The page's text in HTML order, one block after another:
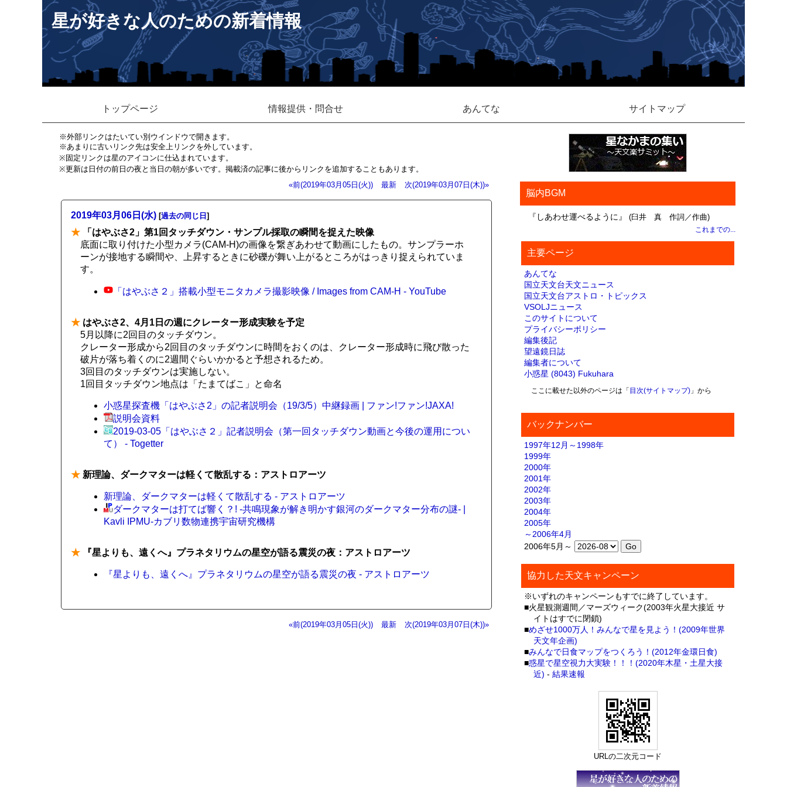
星が好きな人のための新着情報
トップページ 情報提供・問合せ あんてな サイトマップ
※外部リンクはたいてい別ウインドウで開きます。
※あまりに古いリンク先は安全上リンクを外しています。
※固定リンクは星のアイコンに仕込まれています。
※更新は日付の前日の夜と当日の朝が多いです。掲載済の記事に後からリンクを追加することもあります。
«前(2019年03月05日(火))
最新 次(2019年03月07日(木))»
2019年03月06日(水) [過去の同じ日 ]
★ 「はやぶさ2」第1回タッチダウン・サンプル採取の瞬間を捉えた映像
底面に取り付けた小型カメラ(CAM-H)の画像を繋ぎあわせて動画にしたもの。サンプラーホ
ーンが接地する瞬間や、上昇するときに砂礫が舞い上がるところがはっきり捉えられていま
す。
「はやぶさ２」搭載小型モニタカメラ撮影映像 / Images from CAM-H - YouTube
★ はやぶさ2、4月1日の週にクレーター形成実験を予定
5月以降に2回目のタッチダウン。
クレーター形成から2回目のタッチダウンに時間をおくのは、クレーター形成時に飛び散った
破片が落ち着くのに2週間ぐらいかかると予想されるため。
3回目のタッチダウンは実施しない。
1回目タッチダウン地点は「たまてばこ」と命名
小惑星探査機「はやぶさ2」の記者説明会（19/3/5）中継録画 | ファン!ファン!JAXA!
説明会資料
2019-03-05「はやぶさ２」記者説明会（第一回タッチダウン動画と今後の運用につい
て） - Togetter
★ 新理論、ダークマターは軽くて散乱する：アストロアーツ
新理論、ダークマターは軽くて散乱する - アストロアーツ
ダークマターは打てば響く？! -共鳴現象が解き明かす銀河のダークマター分布の謎- |
Kavli IPMU-カブリ数物連携宇宙研究機構
★ 『星よりも、遠くへ』プラネタリウムの星空が語る震災の夜：アストロアーツ
『星よりも、遠くへ』プラネタリウムの星空が語る震災の夜 - アストロアーツ
«前(2019年03月05日(火)) 最新 次(2019年03月07日(木))»
脳内BGM
『しあわせ運べるように』 (臼井 真 作詞／作曲)
これまでの...
主要ページ
あんてな
国立天文台天文ニュース
国立天文台アストロ・トピックス
VSOLJニュース
このサイトについて
プライバシーポリシー
編集後記
望遠鏡日誌
編集者について
小惑星 (8043) Fukuhara
ここに載せた以外のページは「 目次(サイトマップ)」から
バックナンバー
1997年12月～1998年
1999年
2000年
2001年
2002年
2003年
2004年
2005年
～2006年4月
2006年5月～
協力した天文キャンペーン
※いずれのキャンペーンもすでに終了しています。
■火星観測週間／マーズウィーク(2003年火星大接近 サ
イトはすでに閉鎖)
■めざせ1000万人！みんなで星を見よう！(2009年世界
天文年企画)
■みんなで日食マップをつくろう！(2012年金環日食)
■惑星で星空視力大実験！！！(2020年木星・土星大接
近) -結果速報
URLの二次元コード